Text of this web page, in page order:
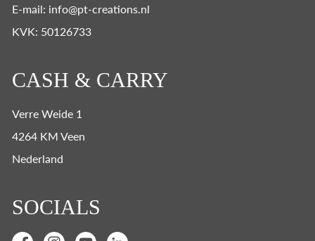
E-mail: info@pt-creations.nl
KVK: 50126733
CASH & CARRY
Verre Weide 1
4264 KM Veen
Nederland
SOCIALS